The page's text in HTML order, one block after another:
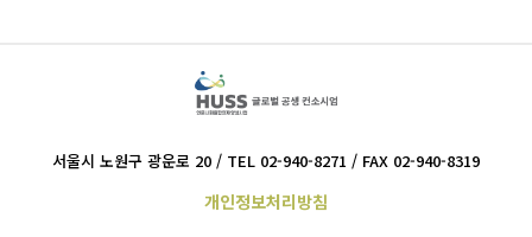
서울시 노원구 광운로 20 / TEL 02-940-8271 / FAX 02-940-8319
개인정보처리방침